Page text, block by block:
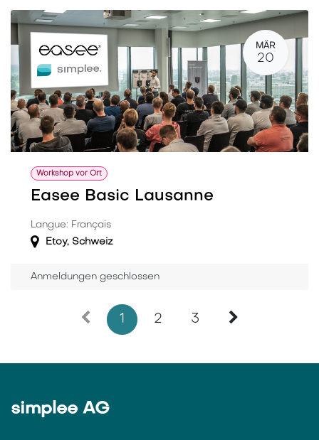
MÄR
20
Workshop vor Ort
Easee Basic Lausanne
Langue: Français
Etoy, Schweiz
Anmeldungen geschlossen
1 2 3
simplee AG